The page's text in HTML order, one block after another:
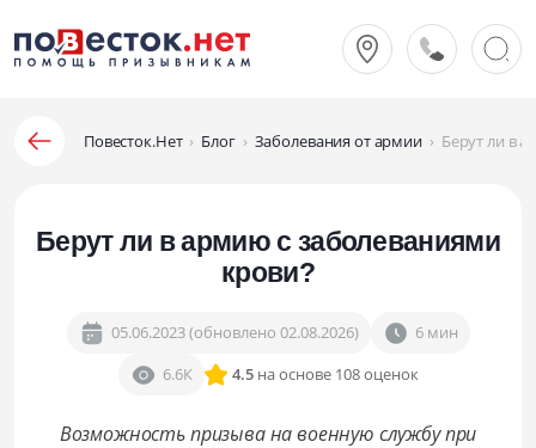
Повесток.Нет › Блог › Заболевания от армии › Берут ли в
Берут ли в армию с заболеваниями
крови?
05.06.2023 (обновлено 02.08.2026)
6 мин
6.6К
4.5 на основе 108 оценок
Возможность призыва на военную службу при